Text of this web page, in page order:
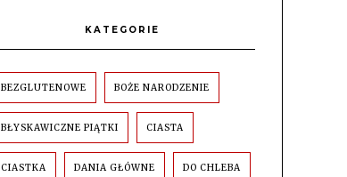
KATEGORIE
BEZGLUTENOWE BOŻE NARODZENIE
BŁYSKAWICZNE PIĄTKI CIASTA
CIASTKA DANIA GŁÓWNE DO CHLEBA